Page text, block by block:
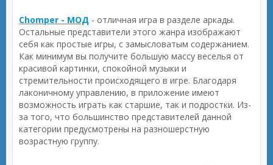
Chomper - МОД - отличная игра в разделе аркады.
Остальные представители этого жанра изображают
себя как простые игры, с замысловатым содержанием.
Как минимум вы получите большую массу веселья от
красивой картинки, спокойной музыки и
стремительности происходящего в игре. Благодаря
лаконичному управлению, в приложение имеют
возможность играть как старшие, так и подростки. Из-
за того, что большинство представителей данной
категории предусмотрены на разношерстную
возрастную группу.